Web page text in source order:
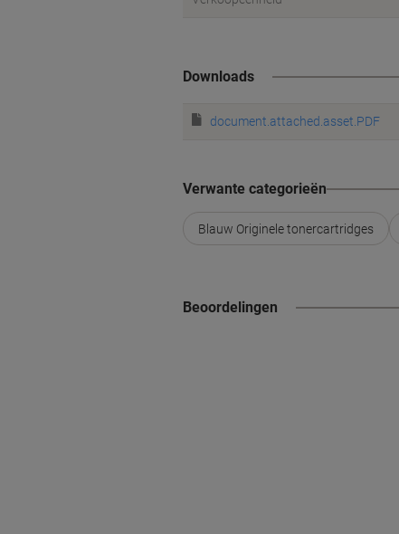
Downloads
document.attached.asset.PDF
Verwante categorieën
Blauw Originele tonercartridges
Beoordelingen